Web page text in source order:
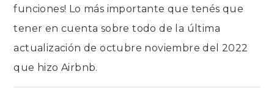
funciones! Lo más importante que tenés que
tener en cuenta sobre todo de la última
actualización de octubre noviembre del 2022
que hizo Airbnb.